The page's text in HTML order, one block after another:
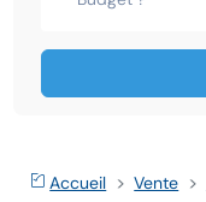
Accueil Vente